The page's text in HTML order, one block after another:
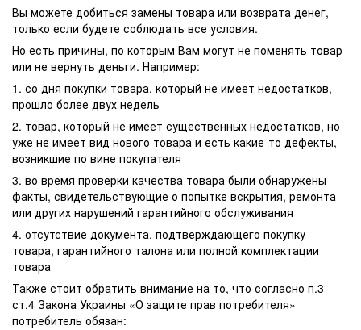
Вы можете добиться замены товара или возврата денег,
только если будете соблюдать все условия.
Но есть причины, по которым Вам могут не поменять товар
или не вернуть деньги. Например:
1. со дня покупки товара, который не имеет недостатков,
прошло более двух недель
2. товар, который не имеет существенных недостатков, но
уже не имеет вид нового товара и есть какие-то дефекты,
возникшие по вине покупателя
3. во время проверки качества товара были обнаружены
факты, свидетельствующие о попытке вскрытия, ремонта
или других нарушений гарантийного обслуживания
4. отсутствие документа, подтверждающего покупку
товара, гарантийного талона или полной комплектации
товара
Также стоит обратить внимание на то, что согласно п.3
ст.4 Закона Украины «О защите прав потребителя»
потребитель обязан: